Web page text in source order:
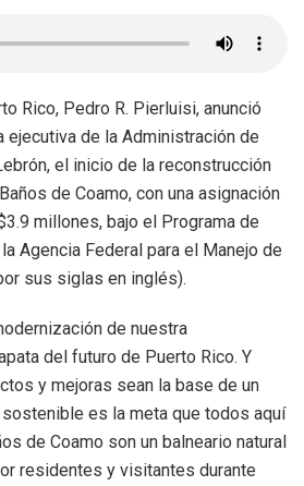
Rico, Pedro R. Pierluisi, anunció
ejecutiva de la Administración de
el inicio de la reconstrucción
de Coamo, con una asignación
millones, bajo el Programa de
Agencia Federal para el Manejo de
sus siglas en inglés).
de nuestra
del futuro de Puerto Rico. Y
y mejoras sean la base de un
es la meta que todos aquí
de Coamo son un balneario natural
residentes y visitantes durante